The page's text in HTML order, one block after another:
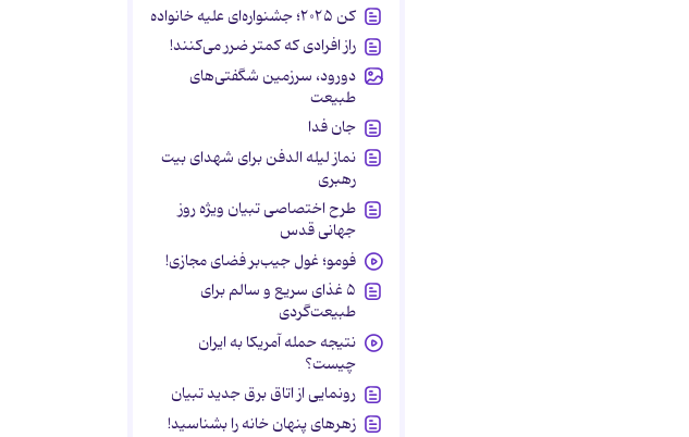
کن ۲۰۲۵؛ جشنواره‌ای علیه خانواده
راز افرادی که کمتر ضرر می‌کنند!
دورود، سرزمین شگفتی‌های
طبیعت
جان فدا
نماز لیله الدفن برای شهدای بیت
رهبری
طرح اختصاصی تبیان ویژه روز
جهانی قدس
فومو؛ غول جیب‌بر فضای مجازی!
۵ غذای سریع و سالم برای
طبیعت‌گردی
نتیجه حمله آمریکا به ایران
چیست؟
رونمایی از اتاق برق جدید تبیان
زهرهای پنهان خانه را بشناسید!